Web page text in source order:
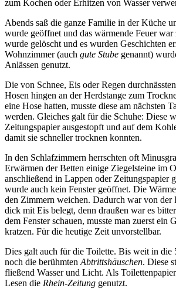
zum Kochen oder Erhitzen von Wasser
Abends saß die ganze Familie in der Küche
wurde geöffnet und das wärmende Feuer
wurde gelöscht und es wurden Geschichten
Wohnzimmer (auch gute Stube genannt)
Anlässen genutzt.
Die von Schnee, Eis oder Regen
Hosen hingen an der Herdstange zum
eine Hose hatten, musste diese am nächsten
werden. Gleiches galt für die Schuhe: Diese
Zeitungspapier ausgestopft und auf dem
damit sie schneller trocknen konnten.
In den Schlafzimmern herrschten oft
Erwärmen der Betten einige Ziegelsteine im
anschließend in Lappen oder Zeitungspapier
wurde auch kein Fenster geöffnet. Die
den Zimmern weichen. Dadurch war von der
dick mit Eis belegt, denn draußen war es
dem Fenster schauen, musste man zuerst ein
kratzen. Für die heutige Zeit unvorstellbar.
Dies galt auch für die Toilette. Bis weit in die
noch die berühmten Abtrittshäuschen. Diese
fließend Wasser und Licht. Als
Lesen die Rhein-Zeitung genutzt.